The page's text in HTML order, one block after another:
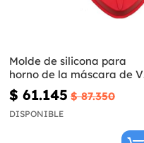
Molde de silicona para
horno de la máscara de V
de Vendetta
$ 61.145 $ 87.350
DISPONIBLE